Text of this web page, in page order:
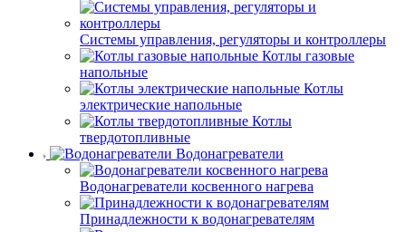
Системы управления, регуляторы и контроллеры
Котлы газовые
напольные
Котлы
электрические напольные
Котлы
твердотопливные
Водонагреватели
Водонагреватели косвенного нагрева
Принадлежности к водонагревателям